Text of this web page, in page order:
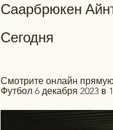
Саарбрюкен
Сегодня
Смотрите онлайн
Футбол 6 декабря 2023 в